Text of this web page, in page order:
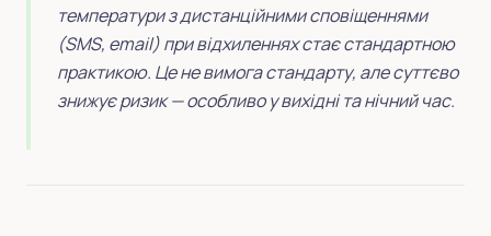
температури з дистанційними сповіщеннями
(SMS, email) при відхиленнях стає стандартною
практикою. Це не вимога стандарту, але суттєво
знижує ризик — особливо у вихідні та нічний час.